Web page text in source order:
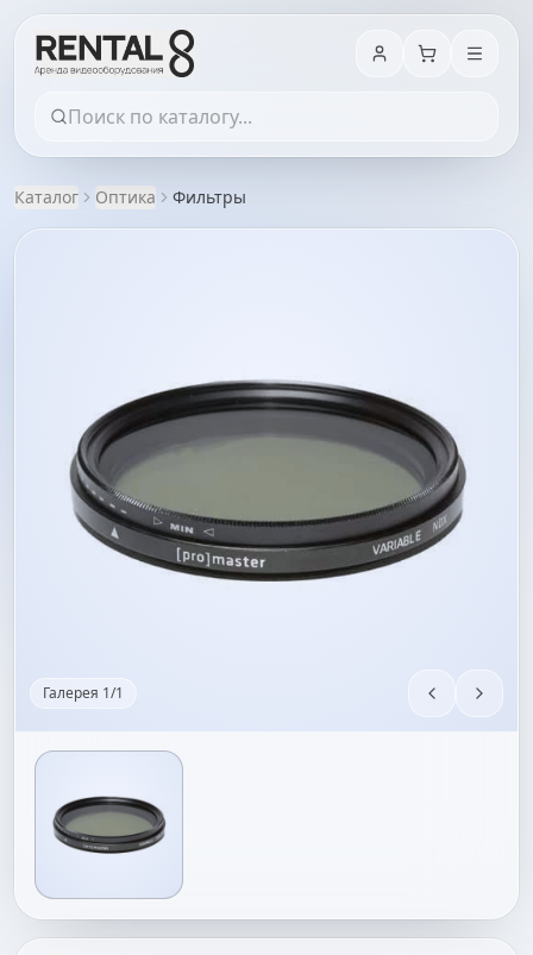
Каталог Оптика Фильтры
Галерея 1/1